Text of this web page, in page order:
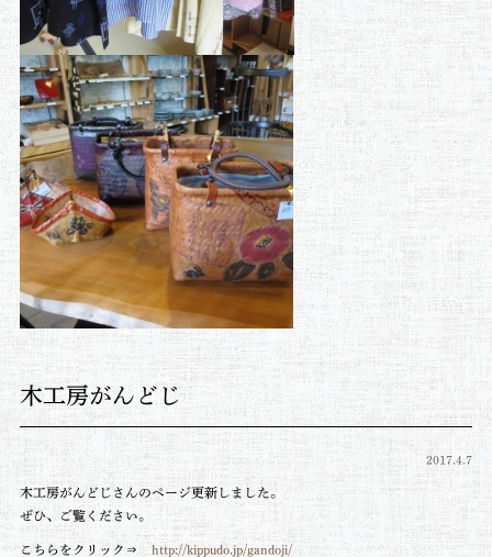
木工房がんどじ
2017.4.7
木工房がんどじさんのページ更新しました。
ぜひ、ご覧ください。
こちらをクリック⇒ http://kippudo.jp/gandoji/